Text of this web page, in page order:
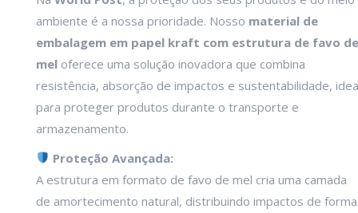
ambiente é a nossa prioridade. Nosso material de
embalagem em papel kraft com estrutura de favo de
mel oferece uma solução inovadora que combina
resistência, absorção de impactos e sustentabilidade,
para proteger produtos durante o transporte e
armazenamento.
Proteção Avançada:
A estrutura em formato de favo de mel cria uma camada
de amortecimento natural, distribuindo impactos de forma